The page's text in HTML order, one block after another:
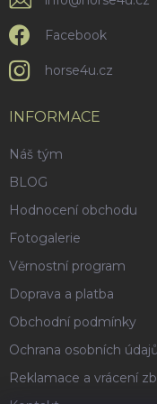
Facebook
horse4u.cz
INFORMACE
Náš tým
BLOG
Hodnocení obchodu
Fotogalerie
Věrnostní program
Doprava a platba
Obchodní podmínky
Ochrana osobních údajů
Reklamace a vrácení